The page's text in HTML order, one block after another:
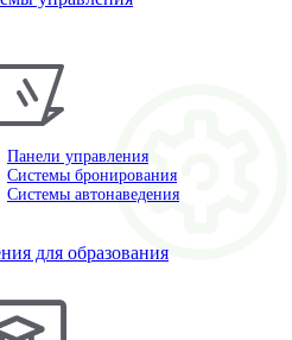
Панели управления
Системы бронирования
Системы автонаведения
для образования